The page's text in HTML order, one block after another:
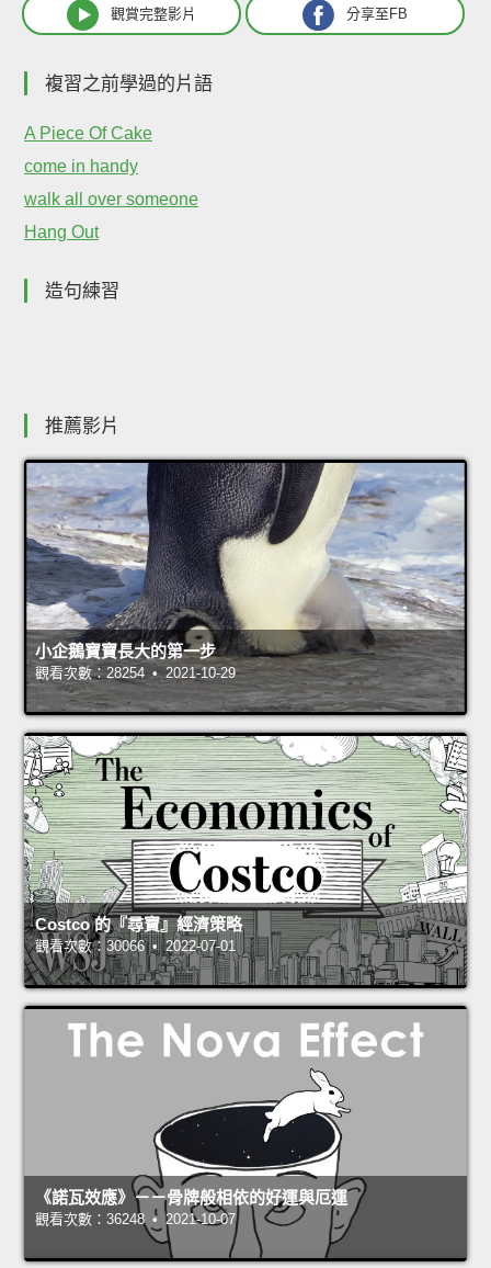
觀賞完整影片 分享至FB
複習之前學過的片語
A Piece Of Cake
come in handy
walk all over someone
Hang Out
造句練習
推薦影片
小企鵝寶寶長大的第一步
觀看次數：28254 • 2021-10-29
Costco 的『尋寶』經濟策略
觀看次數：30066 • 2022-07-01
《諾瓦效應》－－骨牌般相依的好運與厄運
觀看次數：36248 • 2021-10-07